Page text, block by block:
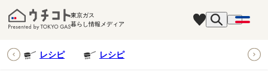
東京ガス
暮らし情報メディア
レシピ レシピ